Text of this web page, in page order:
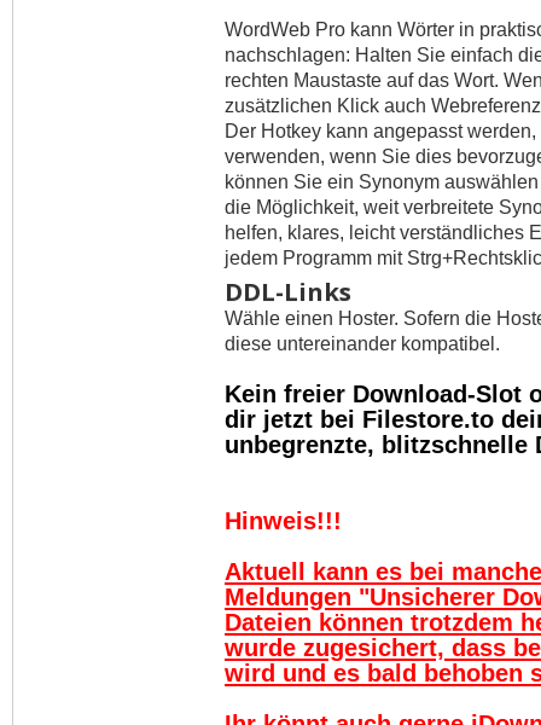
WordWeb Pro kann Wörter in
nachschlagen: Halten Sie einfach
rechten Maustaste auf das Wort.
zusätzlichen Klick auch
Der Hotkey kann angepasst
verwenden, wenn Sie dies
können Sie ein Synonym
die Möglichkeit, weit verbreitete
helfen, klares, leicht verständliches
jedem Programm mit
DDL-Links
Wähle einen Hoster. Sofern die
diese untereinander kompatibel.
Kein freier Download-Slot
dir jetzt bei Filestore.to
unbegrenzte, blitzschnelle
Hinweis!!!
Aktuell kann es bei
Meldungen "Unsicherer
Dateien können trotzdem
wurde zugesichert, dass
wird und es bald behoben